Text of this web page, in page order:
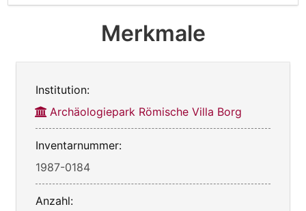
Merkmale
Institution:
Archäologiepark Römische Villa Borg
Inventarnummer:
1987-0184
Anzahl: